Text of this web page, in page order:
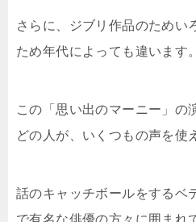
さらに、ジブリ作品のためい
ため年代によっても違います。
この「思い出のマーニー」の
どの人が、いくつもの声を使
話のキャッチボールをするベ